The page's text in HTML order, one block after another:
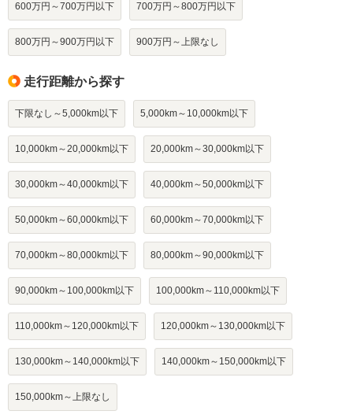
600万円～700万円以下 700万円～800万円以下
800万円～900万円以下 900万円～上限なし
走行距離から探す
下限なし～5,000km以下 5,000km～10,000km以下
10,000km～20,000km以下 20,000km～30,000km以下
30,000km～40,000km以下 40,000km～50,000km以下
50,000km～60,000km以下 60,000km～70,000km以下
70,000km～80,000km以下 80,000km～90,000km以下
90,000km～100,000km以下 100,000km～110,000km以下
110,000km～120,000km以下 120,000km～130,000km以下
130,000km～140,000km以下 140,000km～150,000km以下
150,000km～上限なし